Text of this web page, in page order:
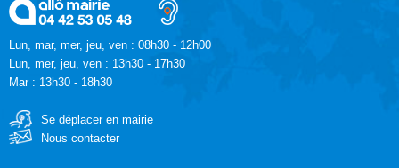
Lun, mar, mer, jeu, ven : 08h30 - 12h00
Lun, mer, jeu, ven : 13h30 - 17h30
Mar : 13h30 - 18h30
Se déplacer en mairie
Nous contacter